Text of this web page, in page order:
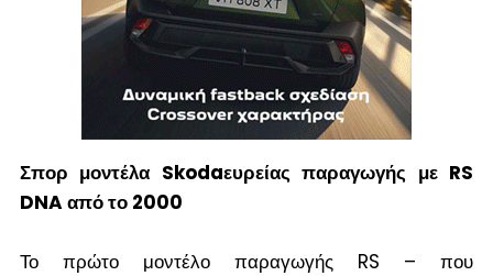
Σπορ μοντέλα Skodaευρείας παραγωγής με RS
DNA από το 2000
Το πρώτο μοντέλο παραγωγής RS – που